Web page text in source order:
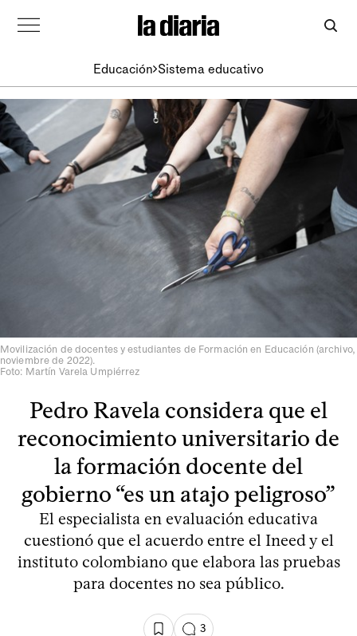
Educación Sistema educativo
Movilización de docentes y estudiantes de Formación en Educación (archivo,
noviembre de 2022).
Foto: Martín Varela Umpiérrez
Pedro Ravela considera que el
reconocimiento universitario de
la formación docente del
gobierno “es un atajo peligroso”
El especialista en evaluación educativa
cuestionó que el acuerdo entre el Ineed y el
instituto colombiano que elabora las pruebas
para docentes no sea público.
3